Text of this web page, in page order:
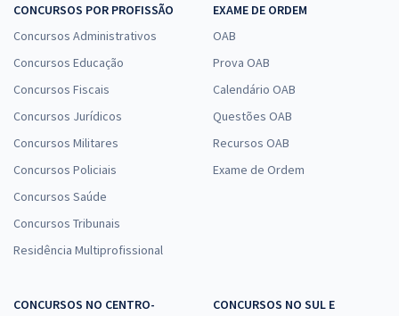
CONCURSOS POR PROFISSÃO
Concursos Administrativos
Concursos Educação
Concursos Fiscais
Concursos Jurídicos
Concursos Militares
Concursos Policiais
Concursos Saúde
Concursos Tribunais
Residência Multiprofissional
EXAME DE ORDEM
OAB
Prova OAB
Calendário OAB
Questões OAB
Recursos OAB
Exame de Ordem
CONCURSOS NO CENTRO-
CONCURSOS NO SUL E